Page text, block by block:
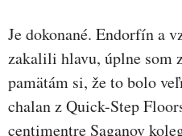
Je dokonané. Endorfín a
zakalili hlavu, úplne som
pamätám si, že to bolo
chalan z Quick-Step
centimentre Saganov